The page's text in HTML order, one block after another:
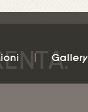
Gallery